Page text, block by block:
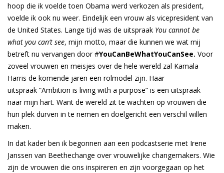
hoop die ik voelde toen Obama werd verkozen als president,
voelde ik ook nu weer. Eindelijk een vrouw als vicepresident van
de United States. Lange tijd was de uitspraak You cannot be
what you can’t see, mijn motto, maar die kunnen we wat mij
betreft nu vervangen door #YouCanBeWhatYouCanSee. Voor
zoveel vrouwen en meisjes over de hele wereld zal Kamala
Harris de komende jaren een rolmodel zijn. Haar
uitspraak “Ambition is living with a purpose” is een uitspraak
naar mijn hart. Want de wereld zit te wachten op vrouwen die
hun plek durven in te nemen en doelgericht een verschil willen
maken.
In dat kader ben ik begonnen aan een podcastserie met Irene
Janssen van Beethechange over vrouwelijke changemakers. Wie
zijn de vrouwen die ons inspireren en zijn voorgegaan op het